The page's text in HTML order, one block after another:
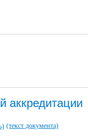
аккредитации
(текст документа)